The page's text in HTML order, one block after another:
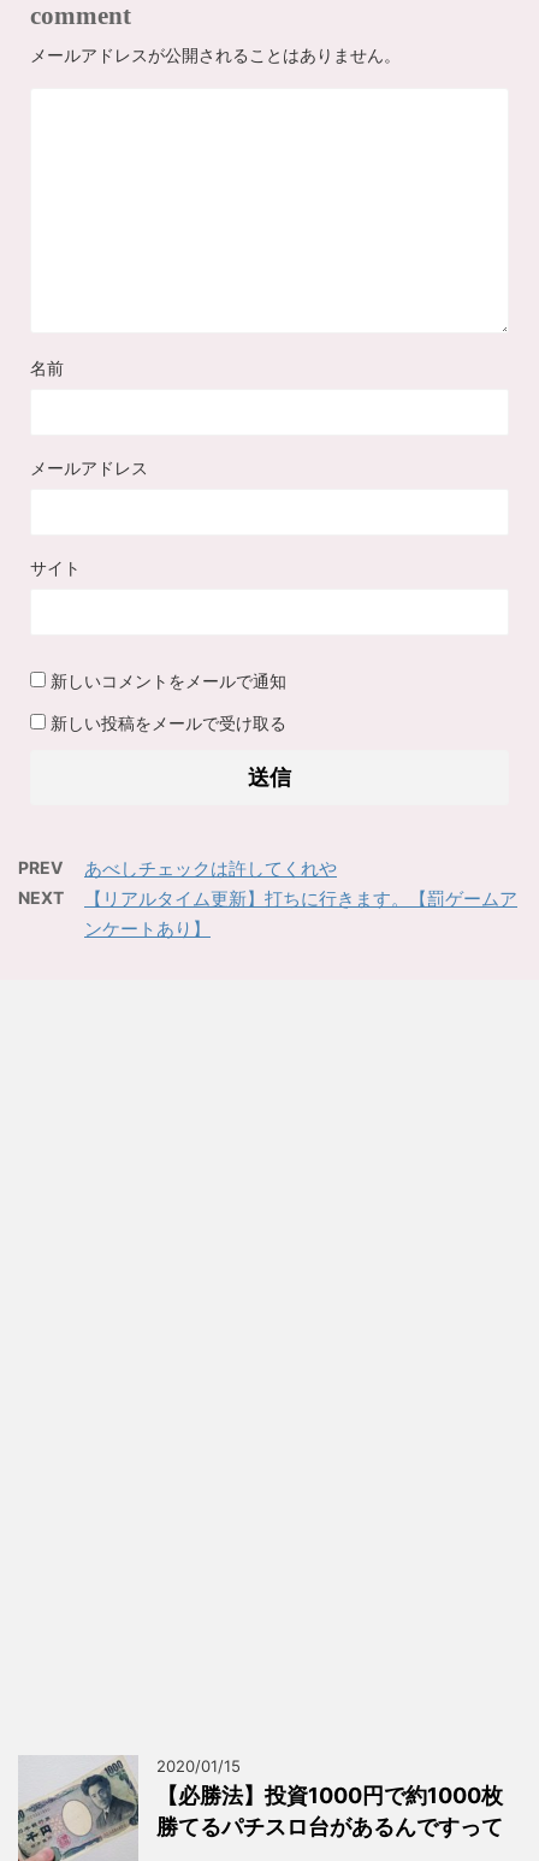
comment
メールアドレスが公開されることはありません。
名前
メールアドレス
サイト
新しいコメントをメールで通知
新しい投稿をメールで受け取る
PREV あべしチェックは許してくれや
NEXT
【リアルタイム更新】打ちに行きます。【罰ゲームア
ンケートあり】
2020/01/15
【必勝法】投資1000円で約1000枚
勝てるパチスロ台があるんですって